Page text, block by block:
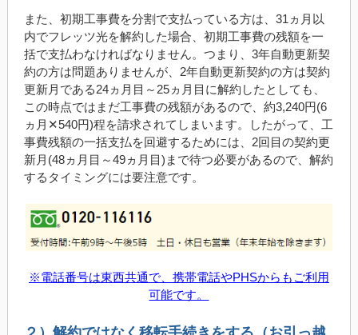
また、初期工事費を分割で支払っている方は、31ヵ月以
内でフレッツ光を解約した場合、初期工事費の残額を一
括で支払わなければなりません。つまり、3年自動更新契
約の方は問題ありませんが、2年自動更新契約の方は契約
更新月である24ヵ月目～25ヵ月目に解約したとしても、
この時点ではまだ工事費の残額があるので、約3,240円(6
ヵ月✕540円)程を請求されてしまいます。したがって、工
事費残額の一括支払を回避するためには、2回目の契約更
新月(48ヵ月目～49ヵ月目)まで待つ必要があるので、解約
するタイミングには要注意です。
※電話番号は東西共通で、携帯電話やPHSからもご利用
可能です。